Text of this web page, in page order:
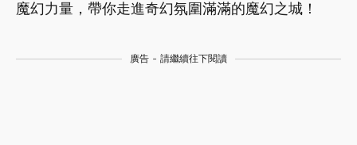
魔幻力量，帶你走進奇幻氛圍滿滿的魔幻之城！
廣告 - 請繼續往下閱讀